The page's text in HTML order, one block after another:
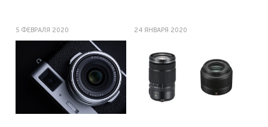
5 ФЕВРАЛЯ 2020 24 ЯНВАРЯ 2020